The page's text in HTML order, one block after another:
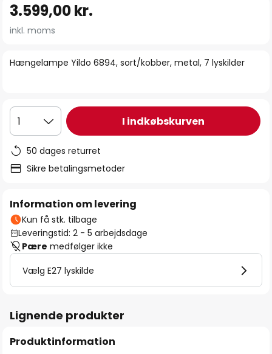
starten
billedgalleriet
Hængelampe Yildo 6894, sort/kobber, metal, 7 lyskilder
3.599,00 kr.
inkl. moms
1 I indkøbskurven
50 dages returret
Sikre betalingsmetoder
Information om levering
Kun få stk. tilbage
Leveringstid: 2 - 5 arbejdsdage
Pære medfølger ikke
Vælg E27 lyskilde
Lignende produkter
Produktinformation